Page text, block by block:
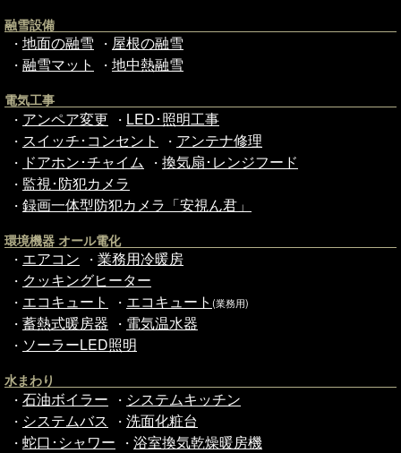
融雪設備
・ 地面の融雪 ・ 屋根の融雪
・ 融雪マット ・ 地中熱融雪
電気工事
・ アンペア変更 ・ LED･照明工事
・ スイッチ･コンセント ・ アンテナ修理
・ ドアホン･チャイム ・ 換気扇･レンジフード
・ 監視･防犯カメラ
・ 録画一体型防犯カメラ「安視ん君」
環境機器 オール電化
・ エアコン ・ 業務用冷暖房
・ クッキングヒーター
・ エコキュート ・ エコキュート (業務用)
・ 蓄熱式暖房器 ・ 電気温水器
・ ソーラーLED照明
水まわり
・ 石油ボイラー ・ システムキッチン
・ システムバス ・ 洗面化粧台
・ 蛇口･シャワー ・ 浴室換気乾燥暖房機